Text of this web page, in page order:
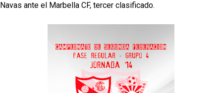
El Sevilla continúa con despidos y rechaza una
oferta de 420 millones por el club
El Sevilla mueve ficha por Robbie Ure: la opción 'A'
para el ataque nervionense
Navas ante el Marbella CF, tercer clasificado.